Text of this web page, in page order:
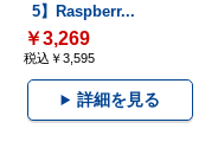
5】Raspberr...
￥3,269
税込￥3,595
詳細を見る